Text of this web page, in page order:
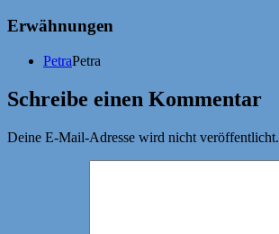
Erwähnungen
PetraPetra
Schreibe einen Kommentar
Deine E-Mail-Adresse wird nicht veröffentlicht.